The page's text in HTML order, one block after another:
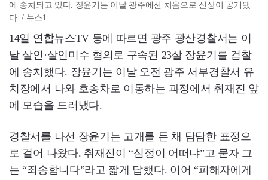
에 송치되고 있다. 장윤기는 이날 광주에선 처음으로 신상이 공개됐
다. / 뉴스1
14일 연합뉴스TV 등에 따르면 광주 광산경찰서는 이
날 살인·살인미수 혐의로 구속된 23살 장윤기를 검찰
에 송치했다. 장윤기는 이날 오전 광주 서부경찰서 유
치장에서 나와 호송차로 이동하는 과정에서 취재진 앞
에 모습을 드러냈다.
경찰서를 나선 장윤기는 고개를 든 채 담담한 표정으
로 걸어 나왔다. 취재진이 “심정이 어떠냐”고 묻자 그
는 “죄송합니다”라고 짧게 답했다. 이어 “피해자에게